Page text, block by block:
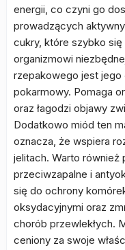
energii, co czyni go
prowadzących
cukry, które szybko się
organizmowi
rzepakowego jest jego
pokarmowy. Pomaga
oraz łagodzi objawy
Dodatkowo miód ten
oznacza, że wspiera
jelitach. Warto również
przeciwzapalne i
się do ochrony
oksydacyjnymi oraz
chorób przewlekłych.
ceniony za swoje